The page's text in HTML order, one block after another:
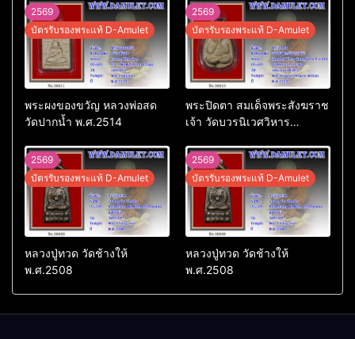
2569
บัตรรับรองพระแท้ D-Amulet
พระผงของขวัญ หลวงพ่อสด
วัดปากน้ำ พ.ศ.2514
2569
บัตรรับรองพระแท้ D-Amulet
พระปิดตา สมเด็จพระสังฆราช
เจ้า วัดบวรนิเวศวิหาร
2569
บัตรรับรองพระแท้ D-Amulet
หลวงปู่ทวด วัดช้างให้
พ.ศ.2508
2569
บัตรรับรองพระแท้ D-Amulet
หลวงปู่ทวด วัดช้างให้
พ.ศ.2508